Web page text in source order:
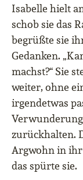
Isabelle hielt
schob sie das
begrüßte sie
Gedanken.
machst?“ Sie
weiter, ohne
irgendetwas
zurückhalten.
Argwohn in
das spürte sie.